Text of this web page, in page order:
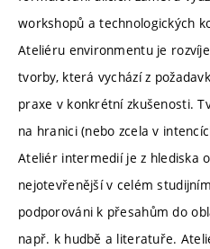
workshopů a technologických
Ateliéru environmentu je
tvorby, která vychází z
praxe v konkrétní zkušenosti.
na hranici (nebo zcela v
Ateliér intermedií je z hlediska
nejotevřenější v celém
podporováni k přesahům do
např. k hudbě a literatuře.